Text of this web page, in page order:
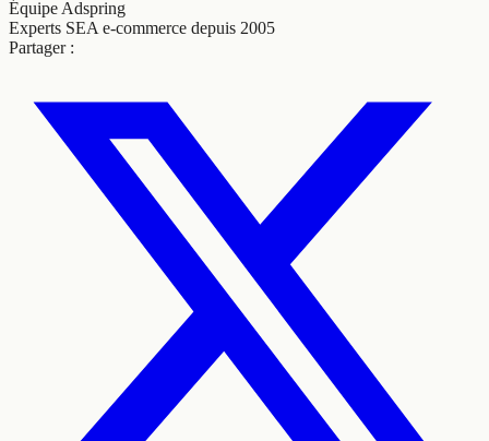
Équipe Adspring
Experts SEA e-commerce depuis 2005
Partager :